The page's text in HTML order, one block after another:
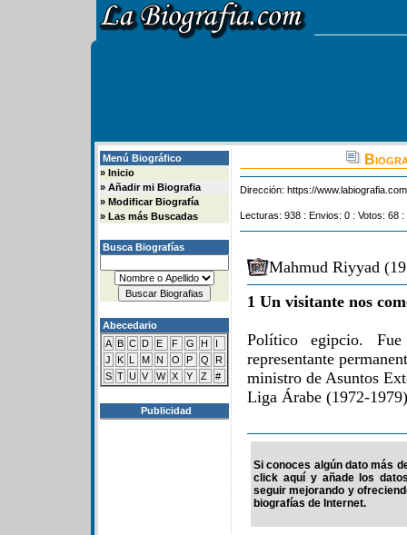
Menú Biográfico
» Inicio
» Añadir mi Biografia
» Modificar Biografía
» Las más Buscadas
Busca Biografías
Abecedario
A B C D E F G H
I
J
K L M N O P Q
R
S T U V W X Y Z #
Publicidad
Dirección: https://
Lecturas: 938 : Envios: 0 : Votos: 68
Mahmud Riyyad
1 Un visitante nos
Político egipcio.
representante
ministro de Asuntos
Liga Árabe (1972-
Si conoces algún dato más
click aquí y añade los
seguir mejorando y
biografías de Internet.